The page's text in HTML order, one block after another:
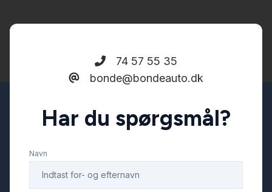
Sædevarme
74 57 55 35
bonde@bondeauto.dk
Har du spørgsmål?
Navn